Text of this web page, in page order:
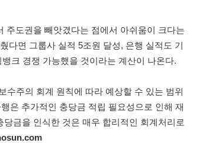
주도권을 빼앗겼다는 점에서 아쉬움이 크다는
다면 그룹사 실적 5조원 달성, 은행 실적도 기
크 경쟁 가능했을 것이라는 계산이 나온다.
수주의 회계 원칙에 따라 예상할 수 있는 범위
은 추가적인 충당금 적립 필요성으로 인해 재
금을 인식한 것은 매우 합리적인 회계처리로